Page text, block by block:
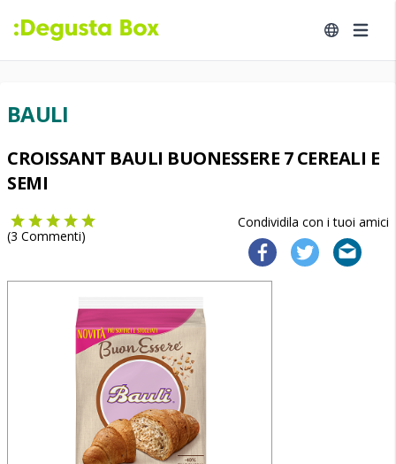
BAULI
CROISSANT BAULI BUONESSERE 7 CEREALI E
SEMI
Condividila con i tuoi amici
(3 Commenti)